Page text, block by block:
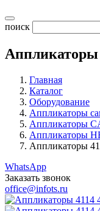
поиск
Аппликаторы
Главная
Каталог
Оборудование
Аппликаторы
Аппликаторы
Аппликаторы
Аппликаторы
WhatsApp
Заказать звонок
office@infots.ru